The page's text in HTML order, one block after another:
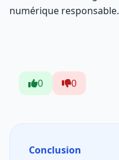
numérique responsable.
0 0
Conclusion